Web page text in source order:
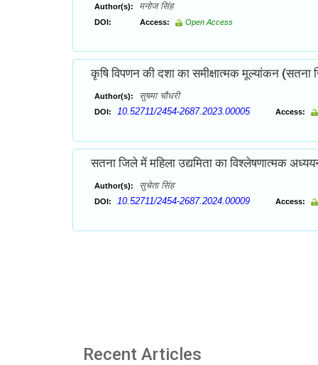
Author(s): मनोज सिंह
DOI: Access: Open Access
कृषि विपणन की दशा का समीक्षात्मक मूल्यांकन (सतना
Author(s): सुषमा चौधरी
DOI: 10.52711/2454-2687.2023.00005 Access:
सतना जिले में महिला उद्यमिता का विश्लेषणात्मक
Author(s): सुचेता सिंह
DOI: 10.52711/2454-2687.2024.00009 Access:
Recent Articles